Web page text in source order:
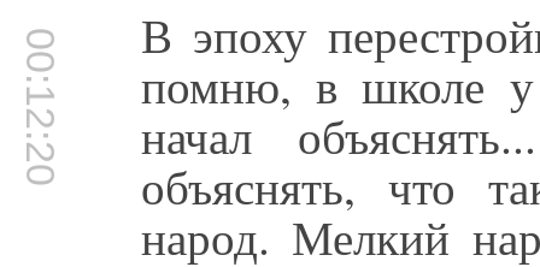
00:12:20 В эпоху
помню, в школе у
начал
объяснять, что
народ. Мелкий